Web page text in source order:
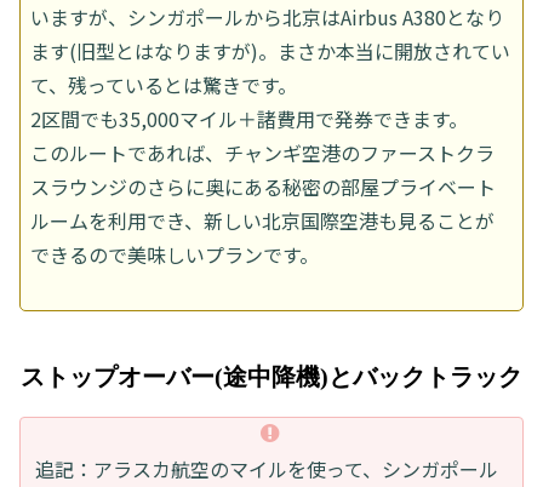
いますが、シンガポールから北京はAirbus A380となり
ます(旧型とはなりますが)。まさか本当に開放されてい
て、残っているとは驚きです。
2区間でも35,000マイル＋諸費用で発券できます。
このルートであれば、チャンギ空港のファーストクラ
スラウンジのさらに奥にある秘密の部屋プライベート
ルームを利用でき、新しい北京国際空港も見ることが
できるので美味しいプランです。
ストップオーバー(途中降機)とバックトラック
追記：アラスカ航空のマイルを使って、シンガポール